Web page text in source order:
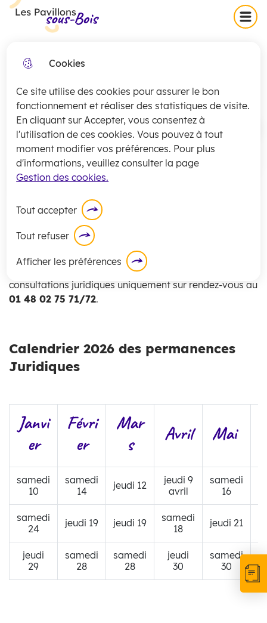
Cookies
Ce site utilise des cookies pour assurer le bon
fonctionnement et réaliser des statistiques de visite.
En cliquant sur Accepter, vous consentez à
l'utilisation de ces cookies. Vous pouvez à tout
moment modifier vos préférences. Pour plus
d'informations, veuillez consulter la page
Gestion des cookies.
Afficher les préférences
Tout accepter
Tout refuser
Skip
menu
Skip
to
Skip to
Collecte exceptionnelle des
jeudi 16 juillet
Lacollectedes encombrants pour les
secteurs 1 et 2 sera exceptionnellement
assuréece jeudi 16 juillet.
En savoir plus
Les Pavillons-sous-Bois Menu
Accueil
Sommaire
Permanences juridiques
La ville des Pavillons-sous-Bois propose des
consultations juridiques uniquement sur rendez-vous au
01 48 02 75 71/72.
Calendrier 2026 des permanences
Juridiques
Janvi
er
Févri
er
Mar
s
Avril Mai
samedi
10
samedi
14
jeudi 12
jeudi 9
avril
samedi
16
samedi
24
jeudi 19 jeudi 19
samedi
18
jeudi 21
jeudi
29
samedi
28
samedi
28
jeudi
30
samedi
30